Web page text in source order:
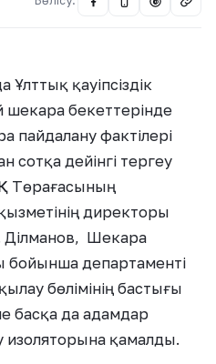
қауіпсіздік
шекара бекеттерінде
пайдалану фактілері
сотқа дейінгі тергеу
Төрағасының
директоры
Ділманов, Шекара
бойынша департаменті
бөлімінің бастығы
басқа да адамдар
изоляторына қамалды.